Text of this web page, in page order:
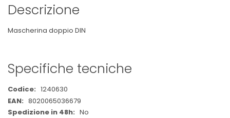
Descrizione
Mascherina doppio DIN
Specifiche tecniche
Maggiori
Informazioni
1240630
8020065036679
No